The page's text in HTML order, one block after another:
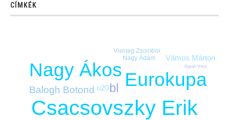
CÍMKÉK
Csacsovszky Erik
Eurokupa
Nagy Ákos
bl
Balogh Botond u20
Vámos Márton
Nagy Ádám
Vismeg Zsombor
Vigvári Vince